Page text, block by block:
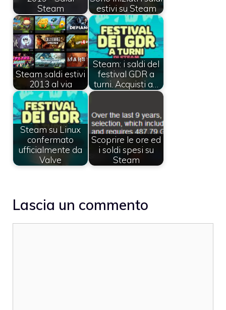
Steam
estivi su Steam
Steam saldi estivi
2013 al via
Steam: i saldi del
festival GDR a
turni. Acquisti a…
Steam su Linux
confermato
ufficialmente da
Valve
Scoprire le ore ed
i soldi spesi su
Steam
Lascia un commento